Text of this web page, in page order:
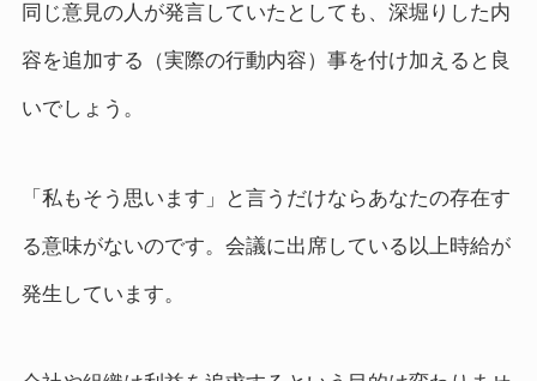
同じ意見の人が発言していたとしても、深堀りした内
容を追加する（実際の行動内容）事を付け加えると良
いでしょう。
「私もそう思います」と言うだけならあなたの存在す
る意味がないのです。会議に出席している以上時給が
発生しています。